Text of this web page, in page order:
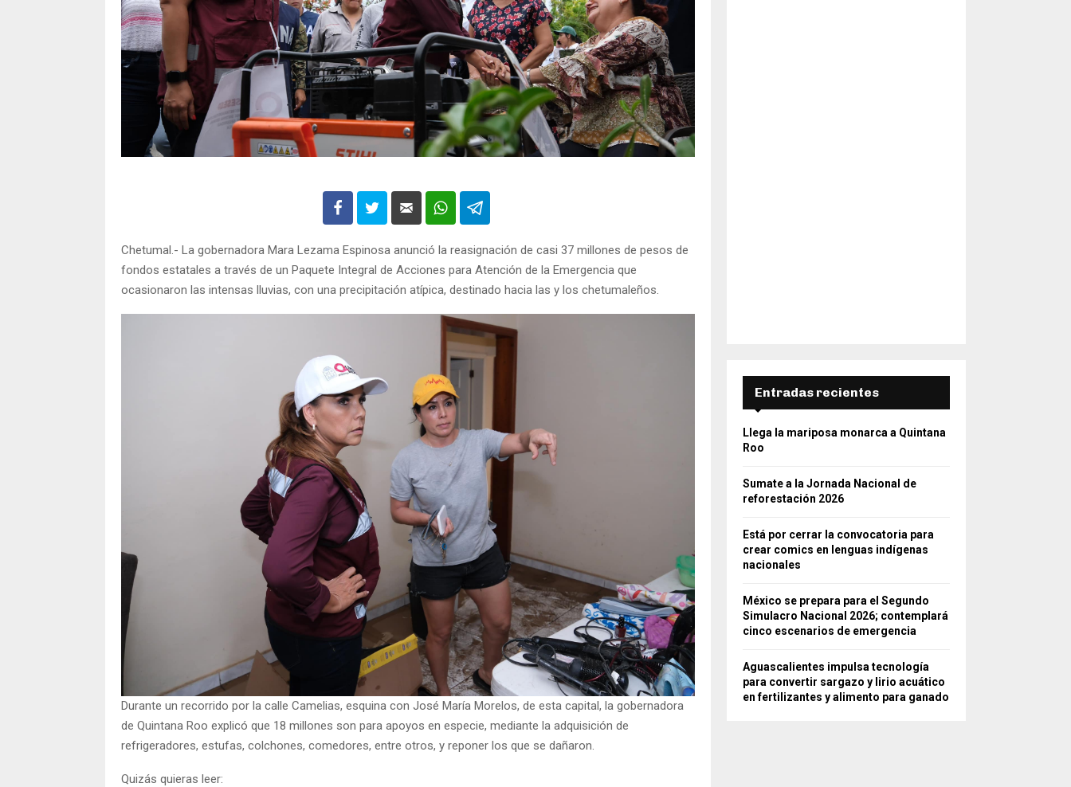
Chetumal.- La gobernadora Mara Lezama Espinosa anunció la reasignación de casi 37 millones de pesos de
fondos estatales a través de un Paquete Integral de Acciones para Atención de la Emergencia que
ocasionaron las intensas lluvias, con una precipitación atípica, destinado hacia las y los chetumaleños.
Durante un recorrido por la calle Camelias, esquina con José María Morelos, de esta capital, la gobernadora
de Quintana Roo explicó que 18 millones son para apoyos en especie, mediante la adquisición de
refrigeradores, estufas, colchones, comedores, entre otros, y reponer los que se dañaron.
Quizás quieras leer:
Entradas recientes
Llega la mariposa monarca a Quintana
Roo
Sumate a la Jornada Nacional de
reforestación 2026
Está por cerrar la convocatoria para
crear comics en lenguas indígenas
nacionales
México se prepara para el Segundo
Simulacro Nacional 2026; contemplará
cinco escenarios de emergencia
Aguascalientes impulsa tecnología
para convertir sargazo y lirio acuático
en fertilizantes y alimento para ganado